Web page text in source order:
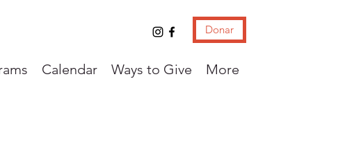
Donar
Calendar Ways to Give More